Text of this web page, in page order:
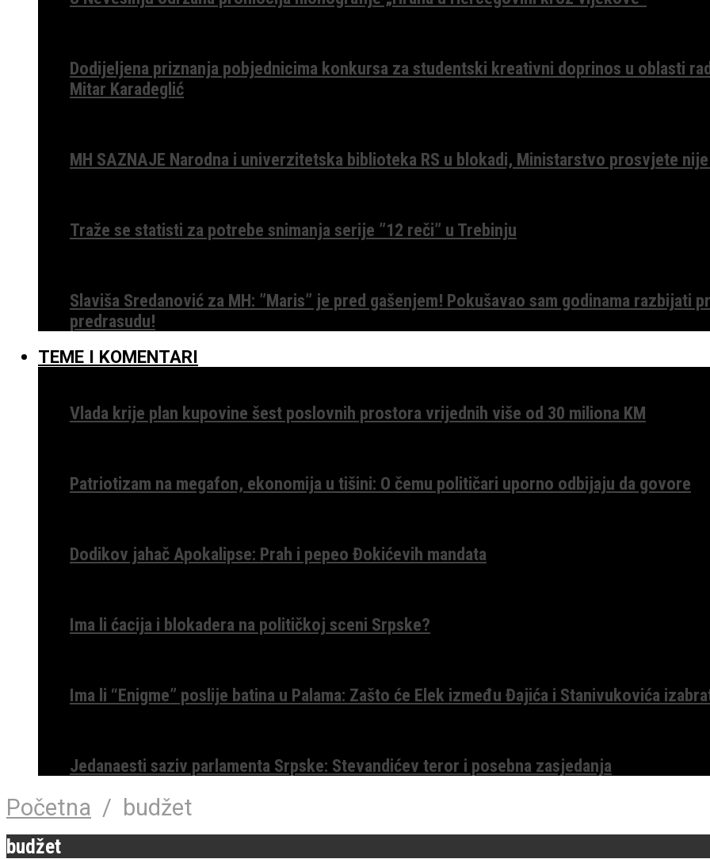
Dodijeljena priznanja pobjednicima konkursa za studentski kreativni doprinos u oblasti
Mitar Karadeglić
MH SAZNAJE Narodna i univerzitetska biblioteka RS u blokadi, Ministarstvo prosvjete nije
Traže se statisti za potrebe snimanja serije ”12 reči” u Trebinju
Slaviša Sredanović za MH: ”Maris” je pred gašenjem! Pokušavao sam godinama razbijati
predrasudu!
TEME I KOMENTARI
Vlada krije plan kupovine šest poslovnih prostora vrijednih više od 30 miliona KM
Patriotizam na megafon, ekonomija u tišini: O čemu političari uporno odbijaju da govore
Dodikov jahač Apokalipse: Prah i pepeo Đokićevih mandata
Ima li ćacija i blokadera na političkoj sceni Srpske?
Ima li “Enigme” poslije batina u Palama: Zašto će Elek između Đajića i Stanivukovića
Jedanaesti saziv parlamenta Srpske: Stevandićev teror i posebna zasjedanja
Početna / budžet
budžet